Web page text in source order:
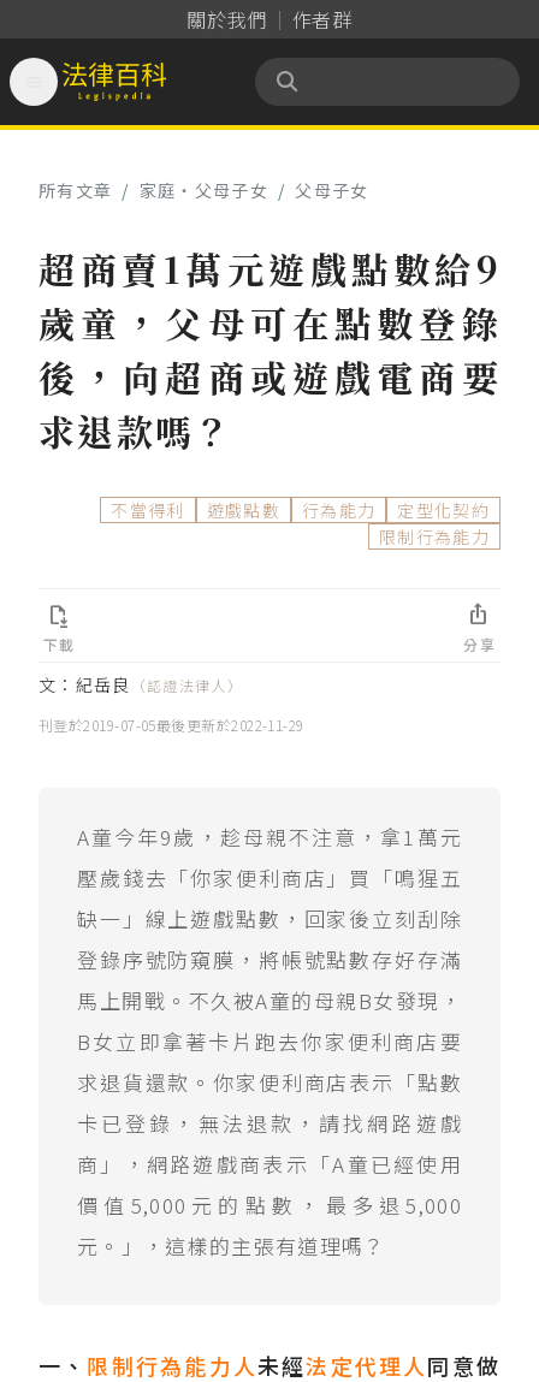
關於我們 作者群
法律百科 Legispedia
所有文章 / 家庭‧父母子女 / 父母子女
超商賣1萬元遊戲點數給9
歲童，父母可在點數登錄
後，向超商或遊戲電商要
求退款嗎？
不當得利 遊戲點數 行為能力
定型化契約
限制行為能力
文： 紀岳良
（認證法律人）
刊登於2019-07-05最後更新於2022-11-29
A童今年9歲，趁母親不注意，拿1萬元
壓歲錢去「你家便利商店」買「鳴猩五
缺一」線上遊戲點數，回家後立刻刮除
登錄序號防窺膜，將帳號點數存好存滿
馬上開戰。不久被A童的母親B女發現，
B女立即拿著卡片跑去你家便利商店要
求退貨還款。你家便利商店表示「點數
卡已登錄，無法退款，請找網路遊戲
商」，網路遊戲商表示「A童已經使用
價值5,000元的點數，最多退5,000
元。」，這樣的主張有道理嗎？
一、 限制行為能力人未經法定代理人同意做
下載

分享
